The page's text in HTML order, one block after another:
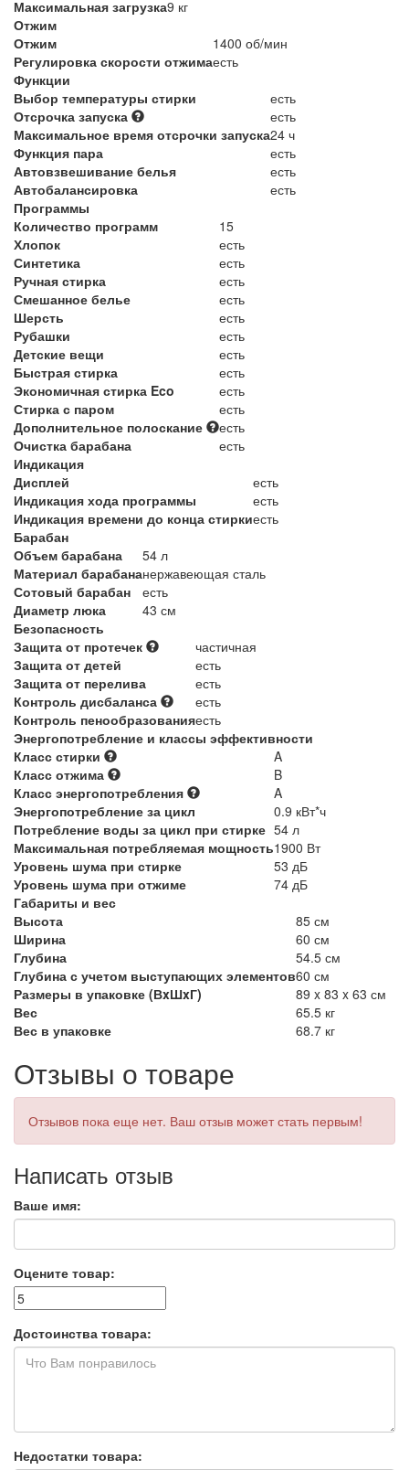
Максимальная загрузка9 кг
Отжим
Отжим
1400 об/мин
Регулировка скорости отжимаесть
Функции
Выбор температуры стирки
есть
Отсрочка запуска
есть
Максимальное время отсрочки запуска24 ч
Функция пара
есть
Автовзвешивание белья
есть
Автобалансировка
есть
Программы
Количество программ
15
Хлопок
есть
Синтетика
есть
Ручная стирка
есть
Смешанное белье
есть
Шерсть
есть
Рубашки
есть
Детские вещи
есть
Быстрая стирка
есть
Экономичная стирка Eco
есть
Стирка с паром
есть
Дополнительное полоскание
есть
Очистка барабана
есть
Индикация
Дисплей
есть
Индикация хода программы
есть
Индикация времени до конца стиркиесть
Барабан
Объем барабана
54 л
Материал барабананержавеющая сталь
Сотовый барабан
есть
Диаметр люка
43 см
Безопасность
Защита от протечек
частичная
Защита от детей
есть
Защита от перелива
есть
Контроль дисбаланса
есть
Контроль пенообразованияесть
Энергопотребление и классы эффективности
Класс стирки
A
Класс отжима
B
Класс энергопотребления
A
Энергопотребление за цикл
0.9 кВт*ч
Потребление воды за цикл при стирке 54 л
Максимальная потребляемая мощность1900 Вт
Уровень шума при стирке
53 дБ
Уровень шума при отжиме
74 дБ
Габариты и вес
Высота
85 см
Ширина
60 см
Глубина
54.5 см
Глубина с учетом выступающих элементов60 см
Размеры в упаковке (ВxШxГ)
89 x 83 x 63 см
Вес
65.5 кг
Вес в упаковке
68.7 кг
Отзывы о товаре
Отзывов пока еще нет. Ваш отзыв может стать первым!
Написать отзыв
Ваше имя:
Оцените товар:
Достоинства товара:
Недостатки товара: